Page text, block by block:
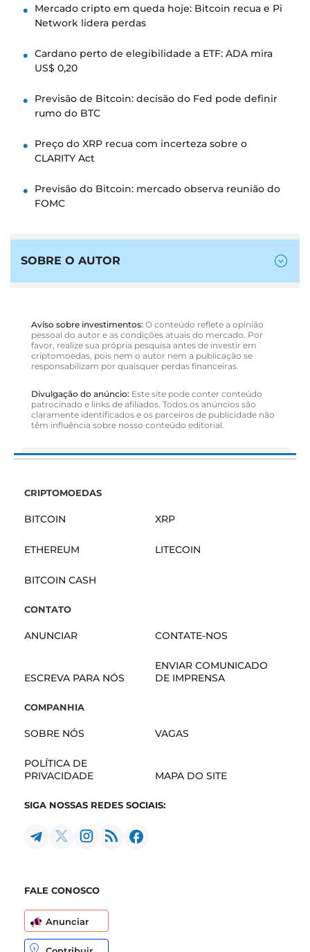
Mercado cripto em queda hoje: Bitcoin recua e Pi
Network lidera perdas
Cardano perto de elegibilidade a ETF: ADA mira
US$ 0,20
Previsão de Bitcoin: decisão do Fed pode definir
rumo do BTC
Preço do XRP recua com incerteza sobre o
CLARITY Act
Previsão do Bitcoin: mercado observa reunião do
FOMC
SOBRE O AUTOR
Aviso sobre investimentos: O conteúdo reflete a opinião
pessoal do autor e as condições atuais do mercado. Por
favor, realize sua própria pesquisa antes de investir em
criptomoedas, pois nem o autor nem a publicação se
responsabilizam por quaisquer perdas financeiras.
Divulgação do anúncio: Este site pode conter conteúdo
patrocinado e links de afiliados. Todos os anúncios são
claramente identificados e os parceiros de publicidade não
têm influência sobre nosso conteúdo editorial.
CRIPTOMOEDAS
BITCOIN XRP
ETHEREUM LITECOIN
BITCOIN CASH
CONTATO
ANUNCIAR CONTATE-NOS
ESCREVA PARA NÓS
ENVIAR COMUNICADO
DE IMPRENSA
COMPANHIA
SOBRE NÓS VAGAS
POLÍTICA DE
PRIVACIDADE
MAPA DO SITE
SIGA NOSSAS REDES SOCIAIS:
FALE CONOSCO
Anunciar